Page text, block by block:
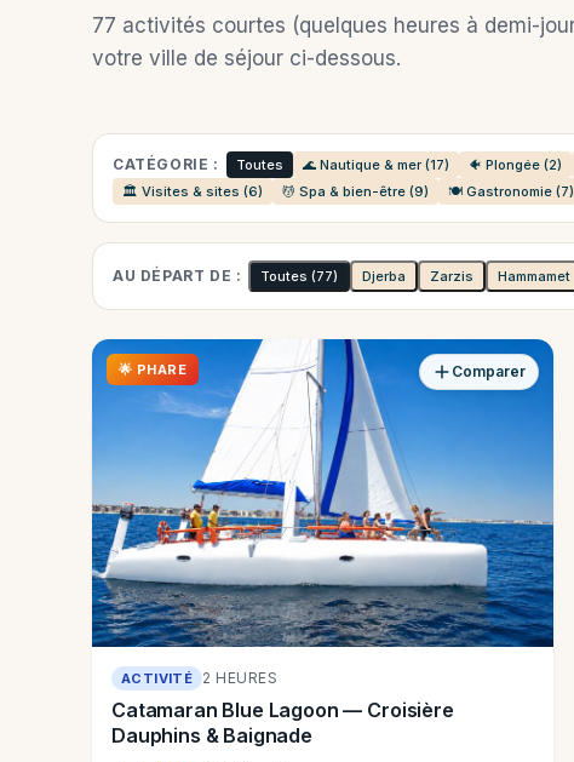
77 activités courtes (quelques heures à demi-
votre ville de séjour ci-dessous.
CATÉGORIE : Toutes 🌊 Nautique & mer (17) 🐠 Plongée (2)
🏛️ Visites & sites (6)
💆 Spa & bien-être (9) 🍽️ Gastronomie (7)
AU DÉPART DE : Toutes(77) Djerba Zarzis Hammamet
🌟 PHARE
ACTIVITÉ 2 HEURES
Catamaran Blue Lagoon — Croisière
Dauphins & Baignade
Comparer